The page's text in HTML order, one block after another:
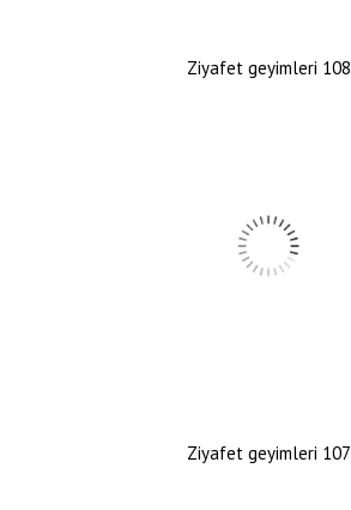
Ziyafet geyimleri 108
Ziyafet geyimleri 107